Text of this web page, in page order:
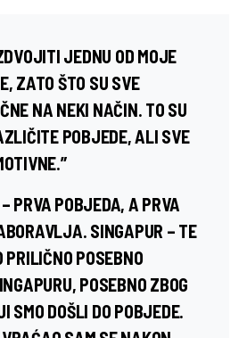
JEDNU OD MOJE
ZATO ŠTO SU SVE
NA NEKI NAČIN. TO SU
POBJEDE, ALI SVE
PRVA POBJEDA, A PRVA
SINGAPUR – TE
PRILIČNO POSEBNO
POSEBNO ZBOG
SMO DOŠLI DO POBJEDE.